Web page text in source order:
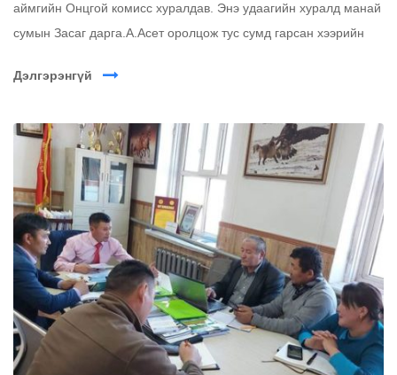
аймгийн Онцгой комисс хуралдав. Энэ удаагийн хуралд манай
сумын Засаг дарга.А.Асет оролцож тус сумд гарсан хээрийн
Дэлгэрэнгүй